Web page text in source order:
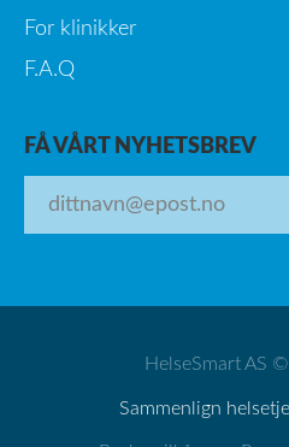
For klinikker
F.A.Q
FÅ VÅRT NYHETSBREV
HelseSmart AS
Sammenlign